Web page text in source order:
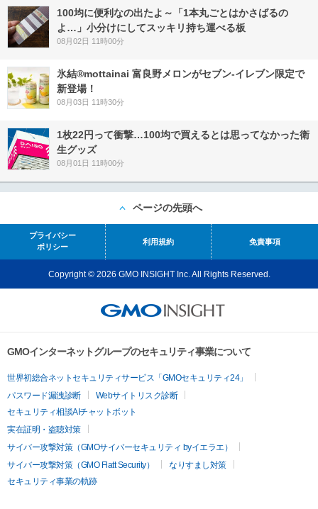
100均に便利なの出たよ～「1本丸ごとはかさばるの
よ…」小分けにしてスッキリ持ち運べる板
08月02日 11時00分
氷結®mottainai 富良野メロンがセブン‐イレブン限定で
新登場！
08月03日 11時30分
1枚22円って衝撃…100均で買えるとは思ってなかった衛
生グッズ
08月01日 11時00分
ページの先頭へ
プライバシー
ポリシー
利用規約 免責事項
Copyright © 2026 GMO INSIGHT Inc. All Rights Reserved.
GMOインターネットグループのセキュリティ事業について
世界初総合ネットセキュリティサービス「GMOセキュリティ24」
パスワード漏洩診断
Webサイトリスク診断
セキュリティ相談AIチャットボット
実在証明・盗聴対策
サイバー攻撃対策（GMOサイバーセキュリティ byイエラエ）
サイバー攻撃対策（GMO Flatt Security）
なりすまし対策
セキュリティ事業の軌跡